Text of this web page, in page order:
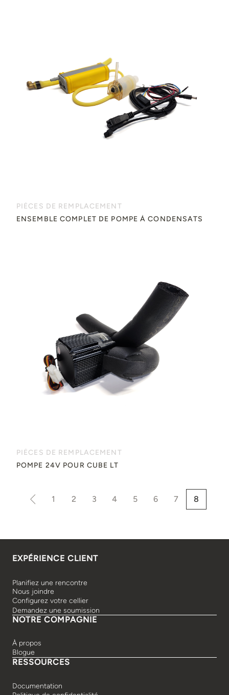
PIÈCES DE REMPLACEMENT
ENSEMBLE COMPLET DE POMPE À CONDENSATS
PIÈCES DE REMPLACEMENT
POMPE 24V POUR CUBE LT
1 2 3 4 5 6 7 8
EXPÉRIENCE CLIENT
Planifiez une rencontre
Nous joindre
Configurez votre cellier
Demandez une soumission
NOTRE COMPAGNIE
À propos
Blogue
RESSOURCES
Documentation